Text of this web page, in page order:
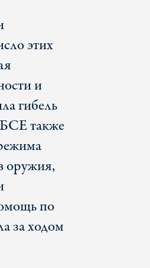
этих
и
гибель
также
оружия,
по
за ходом